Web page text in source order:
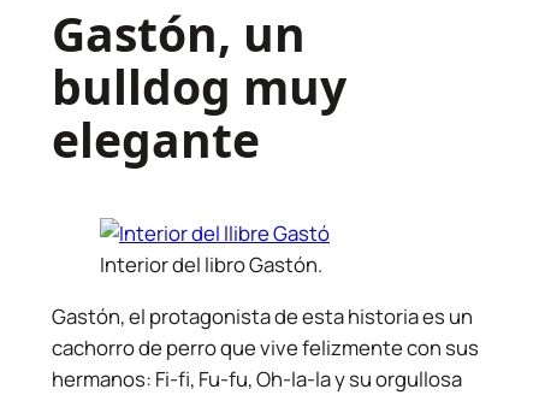
Gastón, un
bulldog muy
elegante
Interior del libro Gastón.
Gastón, el protagonista de esta historia es un
cachorro de perro que vive felizmente con sus
hermanos: Fi-fi, Fu-fu, Oh-la-la y su orgullosa